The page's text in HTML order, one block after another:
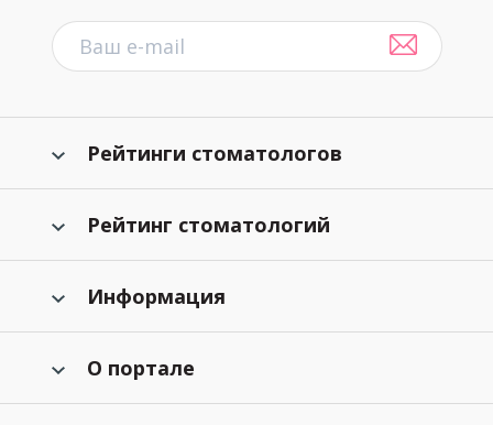
Рейтинги стоматологов
Рейтинг стоматологий
Информация
О портале